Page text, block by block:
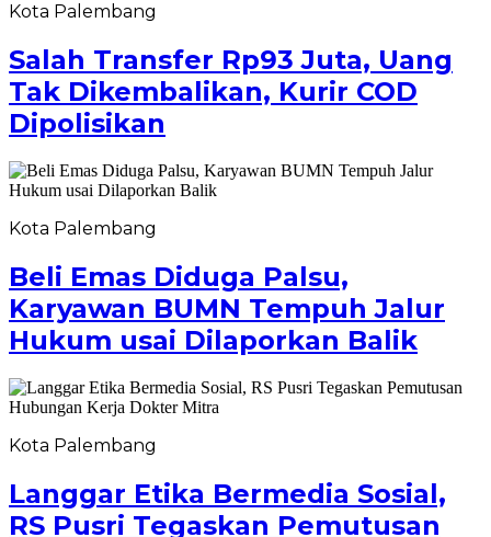
Kota Palembang
Salah Transfer Rp93 Juta, Uang
Tak Dikembalikan, Kurir COD
Dipolisikan
Kota Palembang
Beli Emas Diduga Palsu,
Karyawan BUMN Tempuh Jalur
Hukum usai Dilaporkan Balik
Kota Palembang
Langgar Etika Bermedia Sosial,
RS Pusri Tegaskan Pemutusan